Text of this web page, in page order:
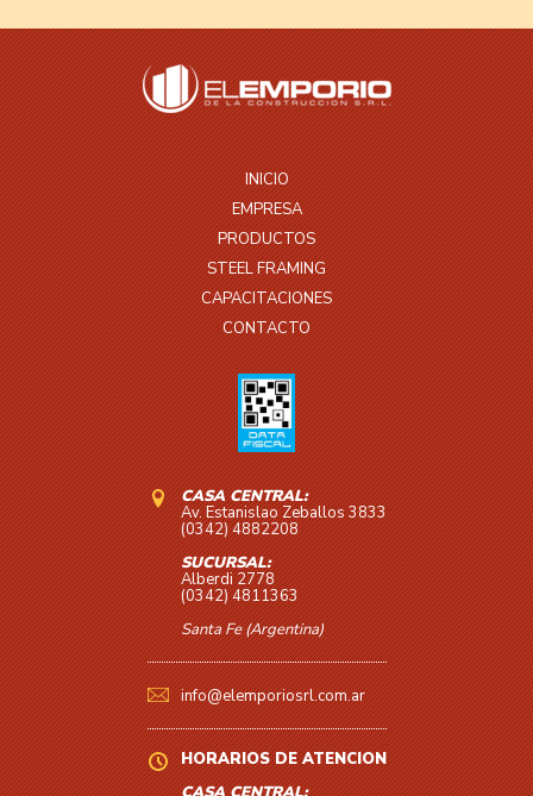
INICIO
EMPRESA
PRODUCTOS
STEEL FRAMING
CAPACITACIONES
CONTACTO
CASA CENTRAL:
Av. Estanislao Zeballos 3833
(0342) 4882208
SUCURSAL:
Alberdi 2778
(0342) 4811363
Santa Fe (Argentina)
info@elemporiosrl.com.ar
HORARIOS DE ATENCIÓN